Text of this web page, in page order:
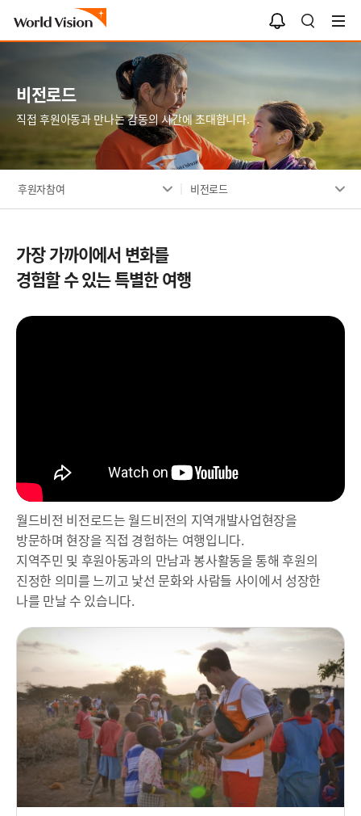
검
색
알
림
함
비전로드
직접 후원아동과 만나는 감동의 시간에 초대합니다.
후원자참여 비전로드
가장 가까이에서 변화를
경험할 수 있는 특별한 여행
월드비전 비전로드는 월드비전의 지역개발사업현장을
방문하며 현장을 직접 경험하는 여행입니다.
지역주민 및 후원아동과의 만남과 봉사활동을 통해 후원의
진정한 의미를 느끼고 낯선 문화와 사람들 사이에서 성장한
나를 만날 수 있습니다.